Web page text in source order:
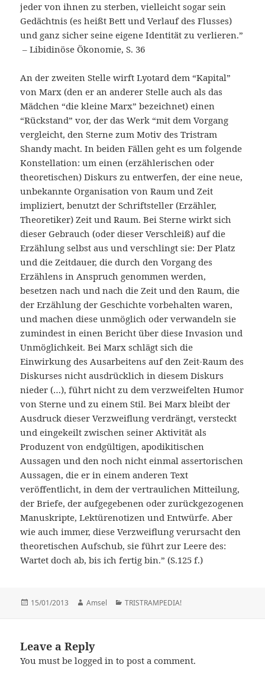
jeder von ihnen zu sterben, vielleicht sogar sein
Gedächtnis (es heißt Bett und Verlauf des Flusses)
und ganz sicher seine eigene Identität zu verlieren.”
– Libidinöse Ökonomie, S. 36
An der zweiten Stelle wirft Lyotard dem “Kapital”
von Marx (den er an anderer Stelle auch als das
Mädchen “die kleine Marx” bezeichnet) einen
“Rückstand” vor, der das Werk “mit dem Vorgang
vergleicht, den Sterne zum Motiv des Tristram
Shandy macht. In beiden Fällen geht es um folgende
Konstellation: um einen (erzählerischen oder
theoretischen) Diskurs zu entwerfen, der eine neue,
unbekannte Organisation von Raum und Zeit
impliziert, benutzt der Schriftsteller (Erzähler,
Theoretiker) Zeit und Raum. Bei Sterne wirkt sich
dieser Gebrauch (oder dieser Verschleiß) auf die
Erzählung selbst aus und verschlingt sie: Der Platz
und die Zeitdauer, die durch den Vorgang des
Erzählens in Anspruch genommen werden,
besetzen nach und nach die Zeit und den Raum, die
der Erzählung der Geschichte vorbehalten waren,
und machen diese unmöglich oder verwandeln sie
zumindest in einen Bericht über diese Invasion und
Unmöglichkeit. Bei Marx schlägt sich die
Einwirkung des Ausarbeitens auf den Zeit-Raum des
Diskurses nicht ausdrücklich in diesem Diskurs
nieder (…), führt nicht zu dem verzweifelten Humor
von Sterne und zu einem Stil. Bei Marx bleibt der
Ausdruck dieser Verzweiflung verdrängt, versteckt
und eingekeilt zwischen seiner Aktivität als
Produzent von endgültigen, apodikitischen
Aussagen und den noch nicht einmal assertorischen
Aussagen, die er in einem anderen Text
veröffentlicht, in dem der vertraulichen Mitteilung,
der Briefe, der aufgegebenen oder zurückgezogenen
Manuskripte, Lektürenotizen und Entwürfe. Aber
wie auch immer, diese Verzweiflung verursacht den
theoretischen Aufschub, sie führt zur Leere des:
Wartet doch ab, bis ich fertig bin.” (S.125 f.)
Posted
15/01/2013 Author
Amsel Categories
TRISTRAMPEDIA!
Leave a Reply
You must belogged in to post a comment.